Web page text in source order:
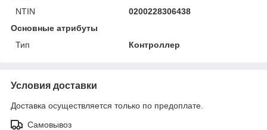
NTIN
0200228306438
Основные атрибуты
Тип
Контроллер
Условия доставки
Доставка осуществляется только по предоплате.
Самовывоз